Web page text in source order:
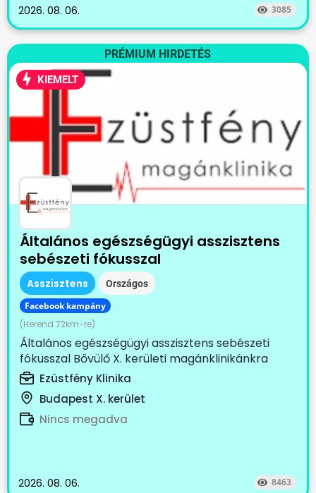
2026. 08. 06. 3085
PRÉMIUM HIRDETÉS
KIEMELT
Általános egészségügyi asszisztens
sebészeti fókusszal
Asszisztens Országos
Facebook kampány
(Herend 72km-re)
Általános egészségügyi asszisztens sebészeti
fókusszal Bővülő X. kerületi magánklinikánkra
keresünk...
Ezüstfény Klinika
Budapest X. kerület
Nincs megadva
2026. 08. 06. 8463